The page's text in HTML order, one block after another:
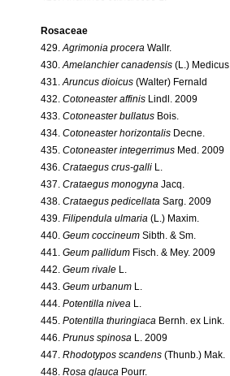
Rosaceae
429.Agrimonia procera Wallr.
430.Amelanchier canadensis (L.) Medicus
431.Aruncus dioicus (Walter) Fernald
432. Cotoneaster affinis Lindl. 2009
433. Cotoneaster bullatus Bois.
434. Cotoneaster horizontalis Decne.
435. Cotoneaster integerrimus Med. 2009
436. Crataegus crus-galli L.
437. Crataegus monogyna Jacq.
438. Crataegus pedicellata Sarg. 2009
439. Filipendula ulmaria (L.) Maxim.
440. Geum coccineum Sibth. & Sm.
441. Geum pallidum Fisch. & Mey. 2009
442. Geum rivale L.
443. Geum urbanum L.
444. Potentilla nivea L.
445. Potentilla thuringiaca Bernh. ex Link.
446. Prunus spinosa L. 2009
447. Rhodotypos scandens (Thunb.) Mak.
448. Rosa glauca Pourr.